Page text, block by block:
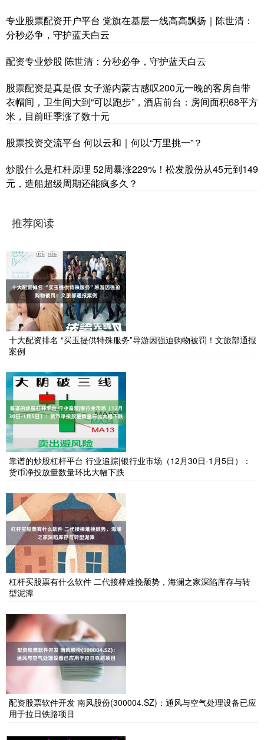
专业股票配资开户平台 党旗在基层一线高高飘扬｜陈世清：
分秒必争，守护蓝天白云
配资专业炒股 陈世清：分秒必争，守护蓝天白云
股票配资是真是假 女子游内蒙古感叹200元一晚的客房自带
衣帽间，卫生间大到“可以跑步”，酒店前台：房间面积68平方
米，目前旺季涨了数十元
股票投资交流平台 何以云和｜何以“万里挑一”？
炒股什么是杠杆原理 52周暴涨229%！松发股份从45元到149
元，造船超级周期还能疯多久？
推荐阅读
十大配资排名 “买玉提供特殊服务”导游因强迫购物被罚！文旅部通报
案例
靠谱的炒股杠杆平台 行业追踪|银行业市场（12月30日-1月5日）：
货币净投放量数量环比大幅下跌
杠杆买股票有什么软件 二代接棒难挽颓势，海澜之家深陷库存与转
型泥潭
配资股票软件开发 南风股份(300004.SZ)：通风与空气处理设备已应
用于拉日铁路项目